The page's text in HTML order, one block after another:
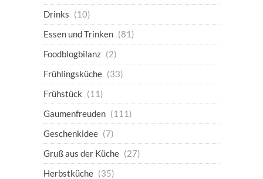
Drinks (10)
Essen und Trinken (81)
Foodblogbilanz (2)
Frühlingsküche (33)
Frühstück (11)
Gaumenfreuden (111)
Geschenkidee (7)
Gruß aus der Küche (27)
Herbstküche (35)